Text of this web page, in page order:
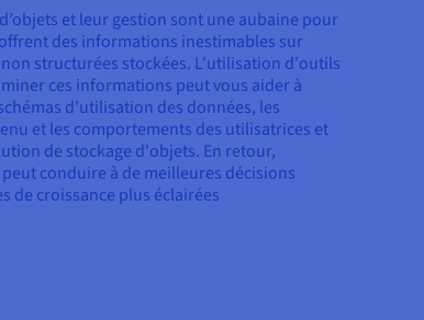
et leur gestion sont une aubaine pour
des informations inestimables sur
structurées stockées. L'utilisation d'outils
ces informations peut vous aider à
d'utilisation des données, les
et les comportements des utilisatrices et
de stockage d'objets. En retour,
conduire à de meilleures décisions
de croissance plus éclairées